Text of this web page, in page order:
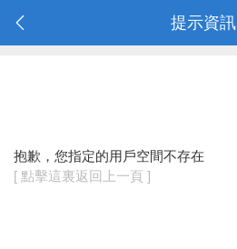
提示資訊
抱歉，您指定的用戶空間不存在
[ 點擊這裏返回上一頁 ]